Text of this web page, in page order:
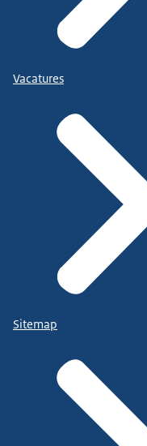
Vacatures
Sitemap